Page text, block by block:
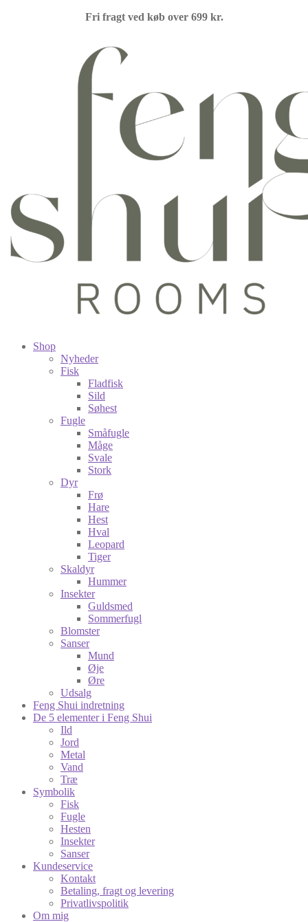
Fri fragt ved køb over 699 kr.
Shop
Nyheder
Fisk
Fladfisk
Sild
Søhest
Fugle
Småfugle
Måge
Svale
Stork
Dyr
Frø
Hare
Hest
Hval
Leopard
Tiger
Skaldyr
Hummer
Insekter
Guldsmed
Sommerfugl
Blomster
Sanser
Mund
Øje
Øre
Udsalg
Feng Shui indretning
De 5 elementer i Feng Shui
Ild
Jord
Metal
Vand
Træ
Symbolik
Fisk
Fugle
Hesten
Insekter
Sanser
Kundeservice
Kontakt
Betaling, fragt og levering
Privatlivspolitik
Om mig